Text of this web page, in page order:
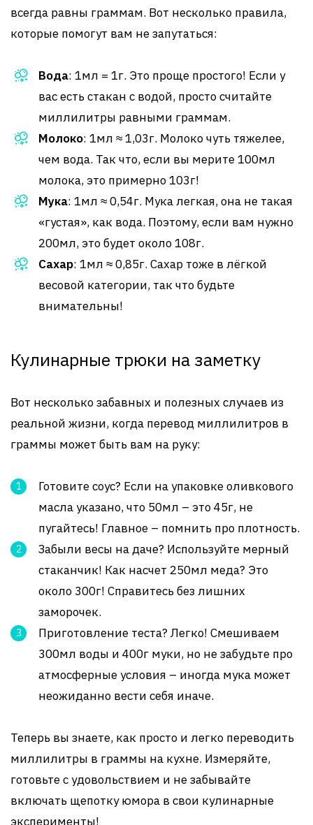
всегда равны граммам. Вот несколько правила,
которые помогут вам не запутаться:
Вода: 1мл = 1г. Это проще простого! Если у
вас есть стакан с водой, просто считайте
миллилитры равными граммам.
Молоко: 1мл ≈ 1,03г. Молоко чуть тяжелее,
чем вода. Так что, если вы мерите 100мл
молока, это примерно 103г!
Мука: 1мл ≈ 0,54г. Мука легкая, она не такая
«густая», как вода. Поэтому, если вам нужно
200мл, это будет около 108г.
Сахар: 1мл ≈ 0,85г. Сахар тоже в лёгкой
весовой категории, так что будьте
внимательны!
Кулинарные трюки на заметку
Вот несколько забавных и полезных случаев из
реальной жизни, когда перевод миллилитров в
граммы может быть вам на руку:
Готовите соус? Если на упаковке оливкового
масла указано, что 50мл – это 45г, не
пугайтесь! Главное – помнить про плотность.
Забыли весы на даче? Используйте мерный
стаканчик! Как насчет 250мл меда? Это
около 300г! Справитесь без лишних
заморочек.
Приготовление теста? Легко! Смешиваем
300мл воды и 400г муки, но не забудьте про
атмосферные условия – иногда мука может
неожиданно вести себя иначе.
Теперь вы знаете, как просто и легко переводить
миллилитры в граммы на кухне. Измеряйте,
готовьте с удовольствием и не забывайте
включать щепотку юмора в свои кулинарные
эксперименты!